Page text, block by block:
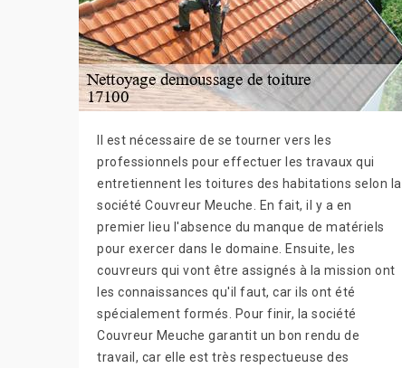
Il est nécessaire de se tourner vers les
professionnels pour effectuer les travaux qui
entretiennent les toitures des habitations selon la
société Couvreur Meuche. En fait, il y a en
premier lieu l'absence du manque de matériels
pour exercer dans le domaine. Ensuite, les
couvreurs qui vont être assignés à la mission ont
les connaissances qu'il faut, car ils ont été
spécialement formés. Pour finir, la société
Couvreur Meuche garantit un bon rendu de
travail, car elle est très respectueuse des